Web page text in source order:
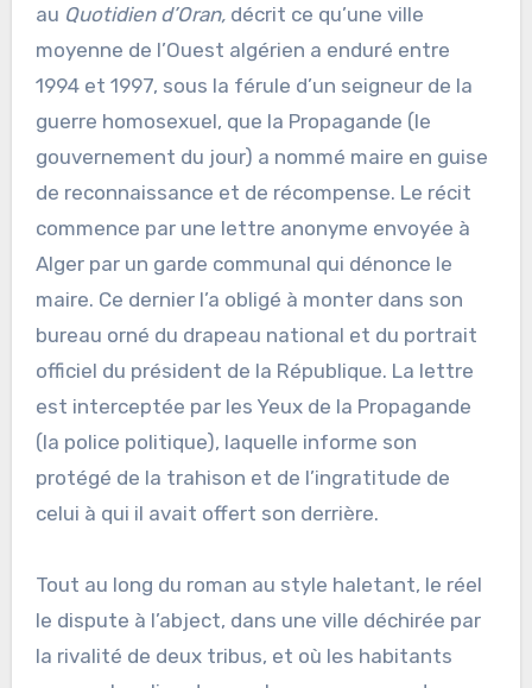
au Quotidien d’Oran,décrit ce qu’une ville
moyenne de l’Ouest algérien a enduré entre
1994 et 1997, sous la férule d’un seigneur de la
guerre homosexuel, que la Propagande (le
gouvernement du jour) a nommé maire en guise
de reconnaissance et de récompense. Le récit
commence par une lettre anonyme envoyée à
Alger par un garde communal qui dénonce le
maire. Ce dernier l’a obligé à monter dans son
bureau orné du drapeau national et du portrait
officiel du président de la République. La lettre
est interceptée par les Yeux de la Propagande
(la police politique), laquelle informe son
protégé de la trahison et de l’ingratitude de
celui à qui il avait offert son derrière.
Tout au long du roman au style haletant, le réel
le dispute à l’abject, dans une ville déchirée par
la rivalité de deux tribus, et où les habitants